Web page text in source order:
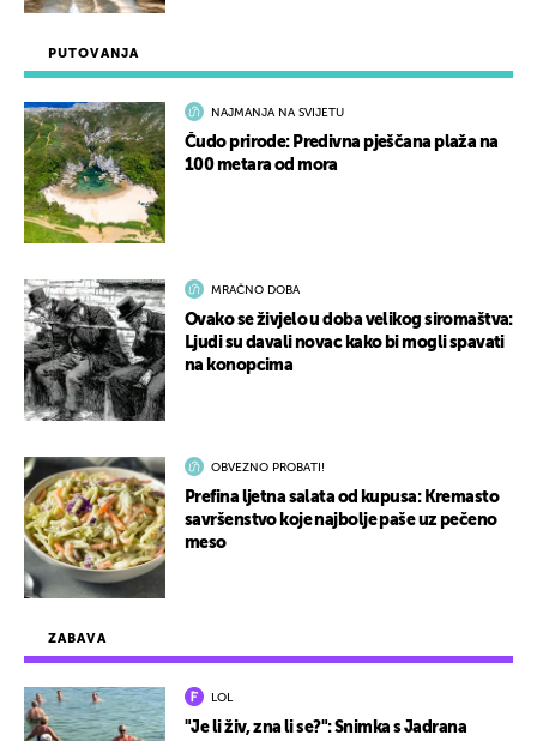
ZABAVA
LOL
"Je li živ, zna li se?": Snimka s Jadrana
PUTOVANJA
NAJMANJA NA SVIJETU
Čudo prirode: Predivna pješčana plaža na
100 metara od mora
MRAČNO DOBA
Ovako se živjelo u doba velikog siromaštva:
Ljudi su davali novac kako bi mogli spavati
na konopcima
OBVEZNO PROBATI!
Prefina ljetna salata od kupusa: Kremasto
savršenstvo koje najbolje paše uz pečeno
meso